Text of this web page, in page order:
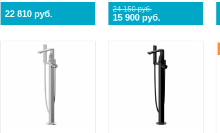
22 810 руб. 24 150 руб.
15 900 руб.